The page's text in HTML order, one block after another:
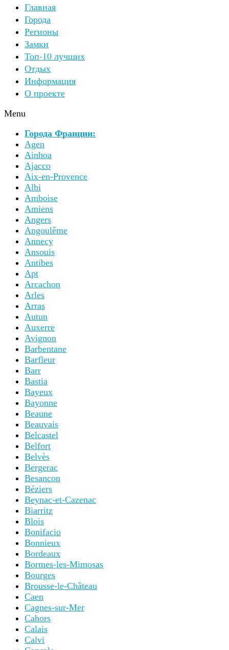
Главная
Города
Регионы
Замки
Топ-10 лучших
Отдых
Информация
О проекте
Menu
Города Франции:
Agen
Ainhoa
Ajacco
Aix-en-Provence
Albi
Amboise
Amiens
Angers
Angoulême
Annecy
Ansouis
Antibes
Apt
Arcachon
Arles
Arras
Autun
Auxerre
Avignon
Barbentane
Barfleur
Barr
Bastia
Bayeux
Bayonne
Beaune
Beauvais
Belcastel
Belfort
Belvès
Bergerac
Besancon
Béziers
Beynac-et-Cazenac
Biarritz
Blois
Bonifacio
Bonnieux
Bordeaux
Bormes-les-Mimosas
Bourges
Brousse-le-Château
Caen
Cagnes-sur-Mer
Cahors
Calais
Calvi